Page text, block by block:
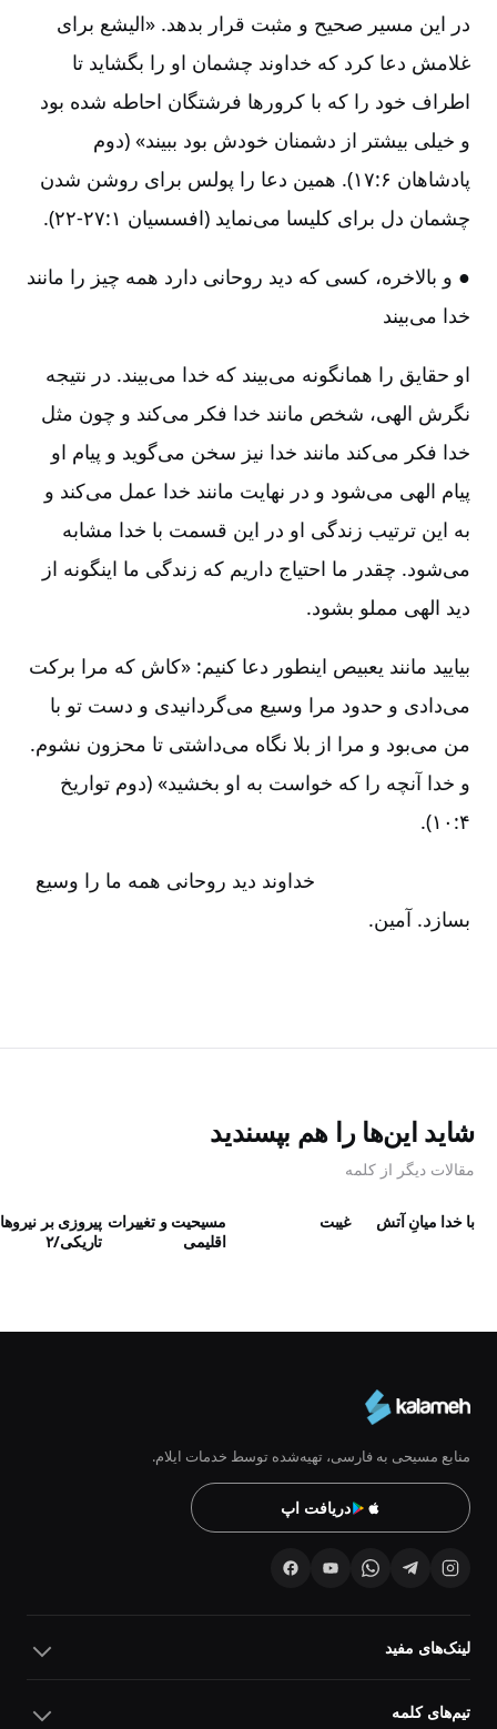
در این مسیر صحیح و مثبت قرار بدهد. «الیشع برای
غلامش دعا کرد که خداوند چشمان او را بگشاید تا
اطراف خود را که با کرورها فرشتگان احاطه شده بود
و خیلی بیشتر از دشمنان خودش بود ببیند» (دوم
پادشاهان ۶:‏۱۷). همین دعا را پولس برای روشن شدن
چشمان دل برای کلیسا می‌نماید (افسسیان ۱:‏۲۲-۲۷).
● و بالاخره‌، کسی که دید روحانی دارد همه چیز را مانند
خدا می‌بیند
او حقایق را همانگونه می‌بیند که خدا می‌بیند. در نتیجه
نگرش الهی‌، شخص مانند خدا فکر می‌کند و چون مثل
خدا فکر می‌کند مانند خدا نیز سخن می‌گوید و پیام او
پیام الهی می‌شود و در نهایت مانند خدا عمل می‌کند و
به این ترتیب زندگی او در این قسمت با خدا مشابه
می‌شود. چقدر ما احتیاج داریم که زندگی ما اینگونه از
دید الهی مملو بشود.
بیایید مانند یعبیص اینطور دعا کنیم‌‌: «کاش که مرا برکت
می‌دادی و حدود مرا وسیع می‌گردانیدی و دست تو با
من می‌بود و مرا از بلا نگاه می‌داشتی تا محزون نشوم‌.
و خدا آنچه را که خواست به او بخشید» (دوم تواریخ
۴:‏۱۰).
خداوند دید روحانی همه ما را وسیع
بسازد. آمین‌.
شاید این‌ها را هم بپسندید
مقالات دیگر از کلمه
با خدا میانِ آتش غیبت
مسیحیت و تغییرات
اقلیمی
پیروزی بر
تاریکی/۲
منابع مسیحی به فارسی، تهیه‌شده توسط خدمات ایلام.
دریافت اپ
لینک‌های مفید
تیم‌های کلمه